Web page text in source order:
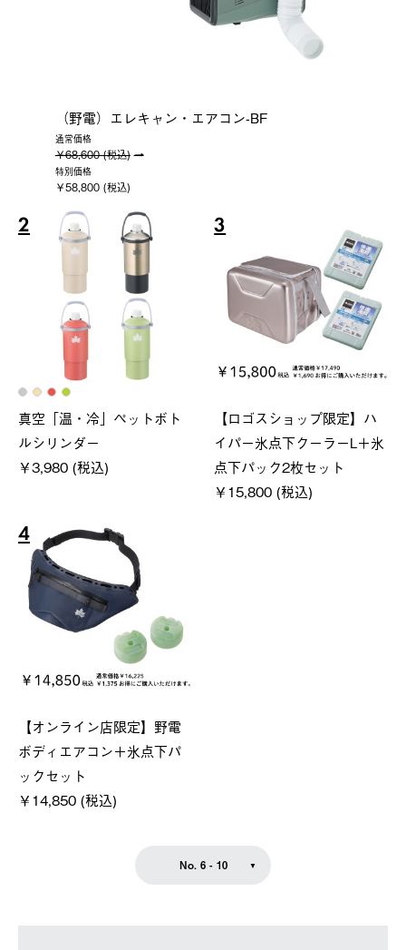
（野電）エレキャン・エアコン-BF
通常価格
￥68,600 (税込)
特別価格
￥58,800 (税込)
2
真空「温・冷」ペットボト
ルシリンダー
￥3,980 (税込)
3
【ロゴスショップ限定】ハ
イパー氷点下クーラーL＋氷
点下パック2枚セット
￥15,800 (税込)
4
【オンライン店限定】野電
ボディエアコン＋氷点下パ
ックセット
￥14,850 (税込)
No. 6 - 10